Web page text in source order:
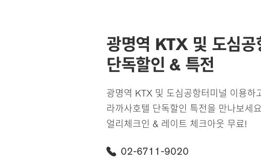
광명역 KTX 및 도심공
단독할인 & 특전
광명역 KTX 및 도심공항터미널 이용하
라까사호텔 단독할인 특전을 만나보세
얼리체크인 & 레이트 체크아웃 무료!
02-6711-9020